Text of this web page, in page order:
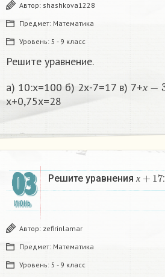
Автор: shashkova1228
Предмет: Математика
Уровень: 5 - 9 класс
Решите уравнение.
а) 10:х=100 б) 2х-7=17 в) 7+х
х+0,75х=28
03
ИЮНЬ
Решите уравнения х
х+17
Автор: zefirinlamar
Предмет: Математика
Уровень: 5 - 9 класс